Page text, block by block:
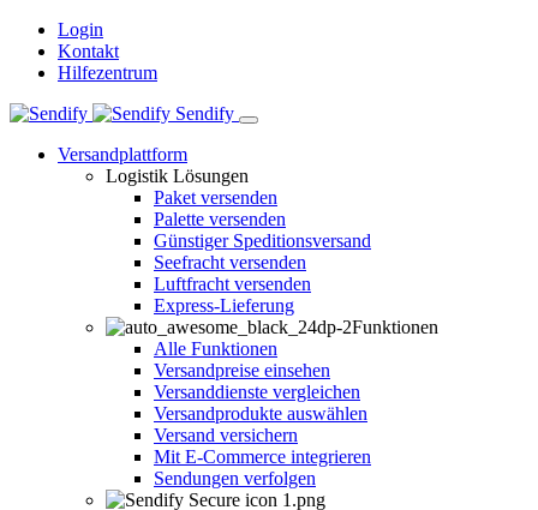
Login
Kontakt
Hilfezentrum
Sendify
Versandplattform
Logistik Lösungen
Paket versenden
Palette versenden
Günstiger Speditionsversand
Seefracht versenden
Luftfracht versenden
Express-Lieferung
Funktionen
Alle Funktionen
Versandpreise einsehen
Versanddienste vergleichen
Versandprodukte auswählen
Versand versichern
Mit E-Commerce integrieren
Sendungen verfolgen